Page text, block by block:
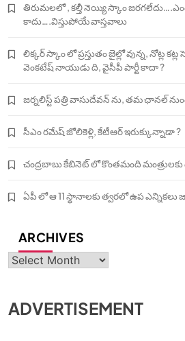
తిరుమలలో , కల్తీ నెయ్యి స్కాం
కాదు….విస్తుపోయే వాస్తవాలు
లిక్కర్ స్కాం లో ప్రస్తుతం జైల్లో వున్న,
వెంకటేష్ నాయుడు ది, వైసీపీ పార్టీ కాదా ?
జర్నలిస్ట్ పత్రి వాసుదేవన్ ను, తమ ఛానల్
సీఎం రమేష్ జోలికెళ్లి, కేటీఆర్ ఇరుక్కున్నాడా ?
చంద్రబాబు కేబినెట్ లో కొంతమంది
ఏపీ లో ఆ 11 స్థానాలకు త్వరలో ఉప
ARCHIVES
Archives
ADVERTISEMENT